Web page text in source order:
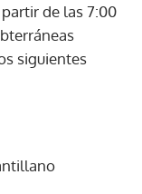
de las 7:00
siguientes